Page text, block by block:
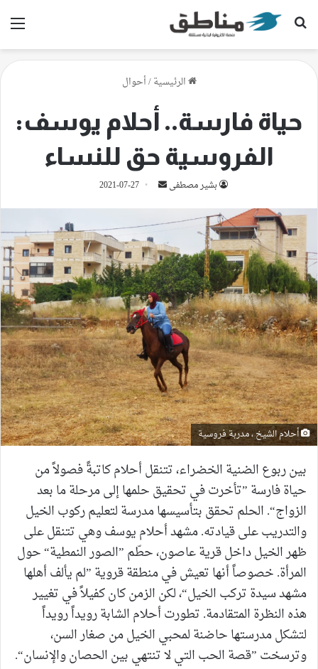
بحث عن
الرئيسية/أحوال
حياة فارسة.. أحلام يوسف:
الفروسية حق للنساء
بشير مصطفى
أرسل 2021-07-27
أحلام الشيخ ، مدربة فروسية
بين ربوع الضنية الخضراء، تتنقل أحلام كاتبةً فصولاً من
حياة فارسة ”تأخرت في تحقيق حلمها إلى مرحلة ما بعد
الزواج“. الحلم تحقق بتأسيسها مدرسة لتعليم ركوب الخيل
والتدريب على قيادته. مشهد أحلام يوسف وهي تتنقل على
ظهر الخيل داخل قرية عاصون، حطّم ”الصور النمطية“ حول
المرأة. خصوصاً أنها تعيش في منطقة قروية ”لم يألف أهلها
مشهد سيدة تركب الخيل“، لكن الزمن كان كفيلاً في تغيير
هذه النظرة المتقادمة. تطورت أحلام الشابة رويداً رويداً
لتشكل مدرستها حاضنة لمحبي الخيل من صغار السن،
وترسخت ”قصة الحب التي لا تنتهي بين الحصان والإنسان“.